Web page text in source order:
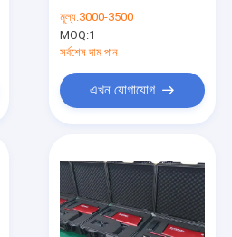
মূল্য:3000-3500
MOQ:1
সর্বশেষ দাম পান
এখন যোগাযোগ